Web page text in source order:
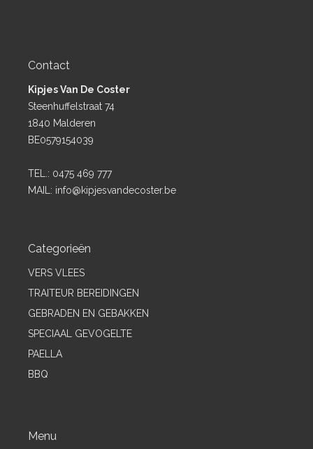
Contact
Kipjes Van De Coster
Steenhuffelstraat 74
1840 Malderen
BE0579154039
TEL.: 0475 469 777
MAIL: info@kipjesvandecoster.be
Categorieën
VERS VLEES
TRAITEUR BEREIDINGEN
GEBRADEN EN GEBAKKEN
SPECIAAL GEVOGELTE
PAELLA
BBQ
Menu